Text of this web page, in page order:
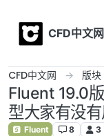
CFD中文网
CFD中文网 版块
Fluent 19.0
型大家有没
Fluent 8 3